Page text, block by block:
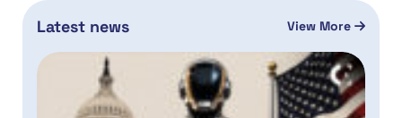
Latest news View More